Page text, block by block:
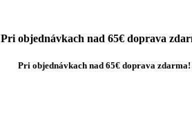
Pri objednávkach nad 65€ doprava
Pri objednávkach nad 65€ doprava zdarma!